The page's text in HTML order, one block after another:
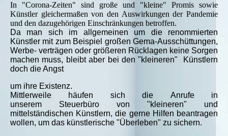
In "Corona-Zeiten" sind große und "kleine" Promis sowie
Künstler gleichermaßen von den Auswirkungen der Pandemie
und den dazugehörigen Einschränkungen betroffen.
Da man sich im allgemeinen um die renommierten
Künstler mit zum Beispiel großen Gema-Ausschüttungen,
Werbe- verträgen oder größeren Rücklagen keine Sorgen
machen muss, bleibt aber bei den "kleineren" Künstlern
doch die Angst
um ihre Existenz.
Mittlerweile häufen sich die Anrufe in
unserem Steuerbüro von "kleineren" und
mittelständischen Künstlern, die gerne Hilfen beantragen
wollen, um das künstlerische "Überleben" zu sichern.